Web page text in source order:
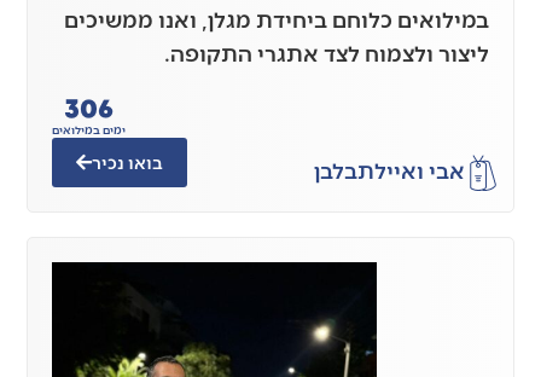
במילואים כלוחם ביחידת מגלן, ואנו ממשיכים
ליצור ולצמוח לצד אתגרי התקופה.
אבי ואיילתבלבן
ימים במילואים
306
בואו נכיר